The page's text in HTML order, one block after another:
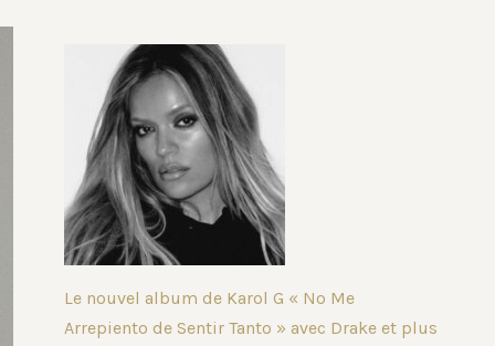
Le nouvel album de Karol G « No Me
Arrepiento de Sentir Tanto » avec Drake et plus